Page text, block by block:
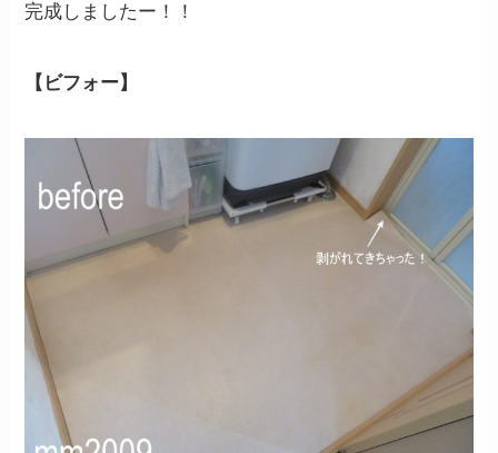
完成しましたー！！
【ビフォー】